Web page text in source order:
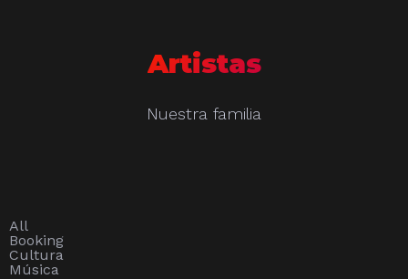
Artistas
Nuestra familia
All
Booking
Cultura
Música